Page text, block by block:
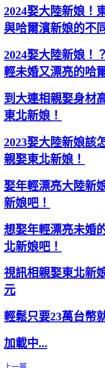
2024娶大陸新娘！
與哈爾濱新娘的不
2024娶大陸新娘！
輕未婚又漂亮的哈
到大連相親娶身材
東北新娘！
2023娶大陸新娘該
親娶東北新娘！
娶年輕漂亮大陸新
新娘吧！
想娶年輕漂亮未婚
北新娘吧！
視訊相親娶東北新
元
輕鬆只要23萬台幣
加載中...